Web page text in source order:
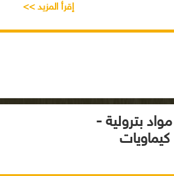
إقرأ المزيد >>
بترولية -